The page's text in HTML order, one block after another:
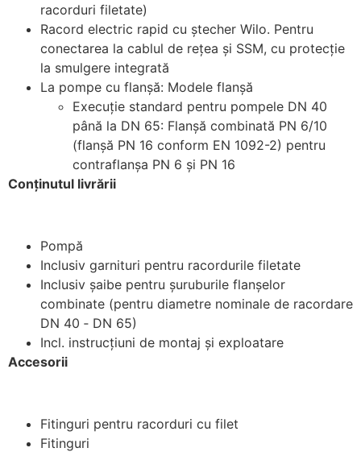
racorduri filetate)
Racord electric rapid cu ştecher Wilo. Pentru
conectarea la cablul de reţea şi SSM, cu protecţie
la smulgere integrată
La pompe cu flanşă: Modele flanşă
Execuţie standard pentru pompele DN 40
până la DN 65: Flanşă combinată PN 6/10
(flanşă PN 16 conform EN 1092-2) pentru
contraflanşa PN 6 şi PN 16
Conţinutul livrării
Pompă
Inclusiv garnituri pentru racordurile filetate
Inclusiv şaibe pentru şuruburile flanşelor
combinate (pentru diametre nominale de racordare
DN 40 ‐ DN 65)
Incl. instrucţiuni de montaj şi exploatare
Accesorii
Fitinguri pentru racorduri cu filet
Fitinguri